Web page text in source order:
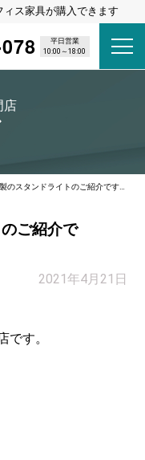
ス家具が購入できます
平日営業
10:00～18:00
店
スタンドライトのご紹介です！＊中古＊
ご紹介で
2021年4月21日
です。